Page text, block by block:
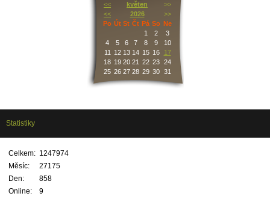
<< květen
>>
<<
2026
>>
Po Út St Čt Pá So Ne
1
2
3
4
5 6 7 8 9
10
11
12 13 14 15 16
17
18 19 20 21 22 23 24
25 26 27 28 29 30 31
Statistiky
Online: 9
Celkem: 1247974
Měsíc:
27175
Den:
858